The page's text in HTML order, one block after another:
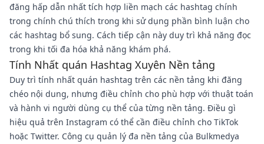
đăng hấp dẫn nhất tích hợp liền mạch các hashtag chính
trong chính chú thích trong khi sử dụng phần bình luận cho
các hashtag bổ sung. Cách tiếp cận này duy trì khả năng đọc
trong khi tối đa hóa khả năng khám phá.
Tính Nhất quán Hashtag Xuyên Nền tảng
Duy trì tính nhất quán hashtag trên các nền tảng khi đăng
chéo nội dung, nhưng điều chỉnh cho phù hợp với thuật toán
và hành vi người dùng cụ thể của từng nền tảng. Điều gì
hiệu quả trên Instagram có thể cần điều chỉnh cho TikTok
hoặc Twitter. Công cụ quản lý đa nền tảng của Bulkmedya